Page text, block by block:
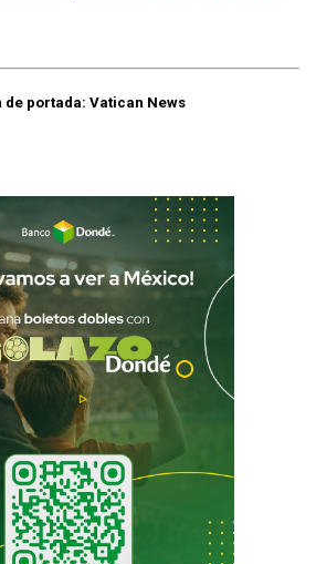
de portada: Vatican News